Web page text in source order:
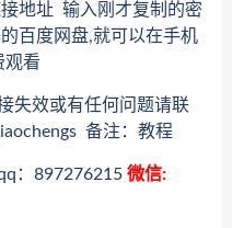
地址 输入刚才复制的密
百度网盘,就可以在手机
观看
失效或有任何问题请联
备注：教程
：897276215 微信: